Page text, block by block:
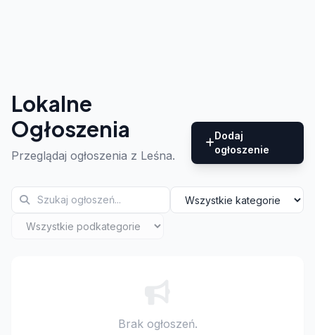
Lokalne
Ogłoszenia
Przeglądaj ogłoszenia z Leśna.
Dodaj
ogłoszenie
Brak ogłoszeń.